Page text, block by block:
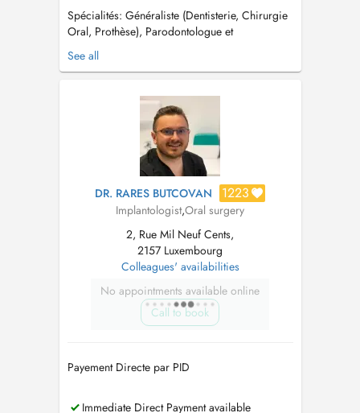
Spécialités: Généraliste (Dentisterie, Chirurgie
Oral, Prothèse), Parodontologue et
Implantologue. Le cabinet est proche de l'arrêt
du tram Place de Paris, plus précisément à
ZithaKlinik. Vous nous retrouvez dans la galerie
au 3ème étage. Veuillez s'il v...
See all
DR. RARES BUTCOVAN 1223
Implantologist,Oral surgery
2, Rue Mil Neuf Cents,
2157 Luxembourg
Colleagues' availabilities
No appointments available online
Call to book
Payement Directe par PID
Immediate Direct Payment available